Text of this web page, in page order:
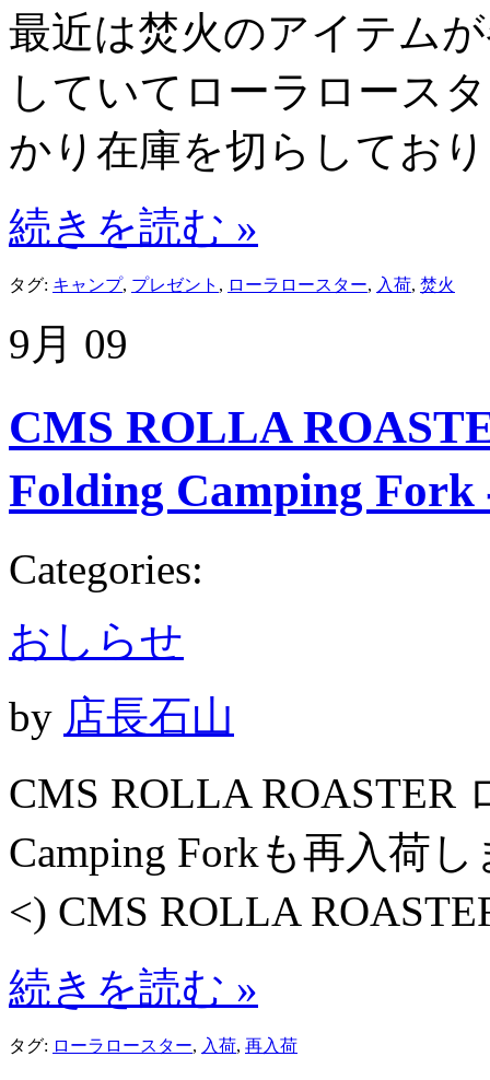
最近は焚火のアイテム
していてローラロース
かり在庫を切らしてお
続きを読む »
タグ: キャンプ, プレゼント , ローラロースター, 入荷, 焚火
9月 09
CMS ROLLA
Folding Camping Fork
Categories:
おしらせ
by 店長石山
CMS ROLLA ROASTER
Camping Forkも再入荷
<) CMS ROLLA
続きを読む »
タグ: ローラロースター, 入荷, 再入荷